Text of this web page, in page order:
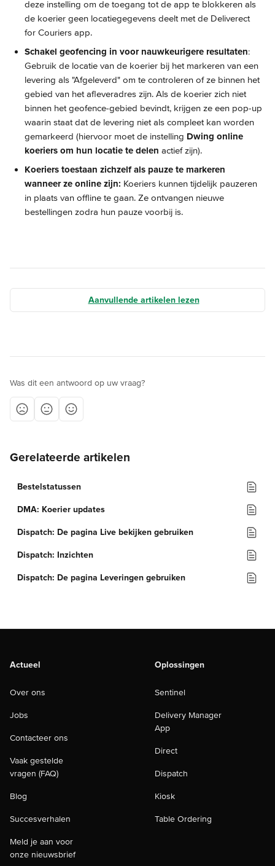
deze instelling om de toegang tot de app te blokkeren als
de koerier geen locatiegegevens deelt met de Deliverect
for Couriers app.
Schakel geofencing in voor nauwkeurigere resultaten:
Gebruik de locatie van de koerier bij het markeren van een
levering als "Afgeleverd" om te controleren of ze binnen het
gebied van het afleveradres zijn. Als de koerier zich niet
binnen het geofence-gebied bevindt, krijgen ze een pop-up
waarin staat dat de levering niet als compleet kan worden
gemarkeerd (hiervoor moet de instelling Dwing online
koeriers om hun locatie te delen actief zijn).
Koeriers toestaan zichzelf als pauze te markeren
wanneer ze online zijn: Koeriers kunnen tijdelijk pauzeren
in plaats van offline te gaan. Ze ontvangen nieuwe
bestellingen zodra hun pauze voorbij is.
Aanvullende artikelen lezen
Was dit een antwoord op uw vraag?
Gerelateerde artikelen
Bestelstatussen
DMA: Koerier updates
Dispatch: De pagina Live bekijken gebruiken
Dispatch: Inzichten
Dispatch: De pagina Leveringen gebruiken
Actueel
Over ons
Jobs
Contacteer ons
Vaak gestelde
vragen (FAQ)
Blog
Succesverhalen
Meld je aan voor
onze nieuwsbrief
Oplossingen
Sentinel
Delivery Manager
App
Direct
Dispatch
Kiosk
Table Ordering